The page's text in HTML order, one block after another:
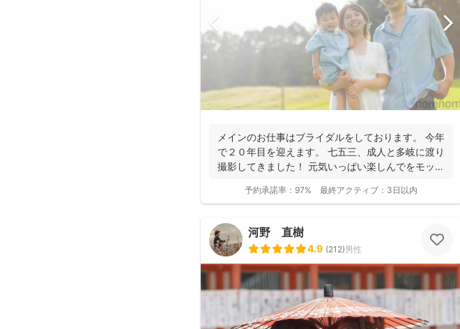
メインのお仕事はブライダルをしております。 今年
で２０年目を迎えます。 七五三、成人と多岐に渡り
撮影してきました！ 元気いっぱい楽しんでをモット
予約承諾率： 97% 最終アクティブ： 3日以内
河野 直樹
4.9 (212)男性